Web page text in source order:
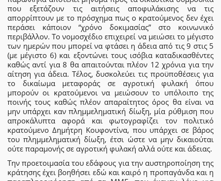
που εξετάζουν τις αιτήσεις αποφυλάκισης να τις
απορρίπτουν με το πρόσχημα πως ο κρατούμενος δεν έχει
περάσει κάποιον “χρόνο δοκιμασίας” στο κοινωνικό
περιβάλλον. Το νομοσχέδιο επιχειρεί να μειώσει το μέγιστο
των ημερών που μπορεί να φτάσει η άδεια από τις 9 στις 5
(με μέγιστο 6) και εξοντώνει τους ισόβια καταδικασθέντες
καθώς αντί για 8 θα απαιτούνται πλέον 12 χρόνια για την
αίτηση για άδεια. Τέλος, δυσκολεύει τις προϋποθέσεις για
το δικαίωμα μεταφοράς σε αγροτική φυλακή όπου
μπορούν οι κρατούμενοι να μειώσουν το υπόλοιπο της
ποινής τους καθώς πλέον απαραίτητος όρος θα είναι να
μην υπάρχει καν πλημμεληματική δίωξη, μία ρύθμιση που
απροκάλυπτα αφορά και φωτογραφίζει τον πολιτικό
κρατούμενο Δημήτρη Κουφοντίνα, που υπάρχει σε βάρος
του πλημμεληματική δίωξη, έτσι ώστε να μην δικαιούται
ούτε παραμονής σε αγροτική φυλακή αλλά ούτε και άδειας.
Την προετοιμασία του εδάφους για την αυστηροποίηση της
κράτησης έχει βοηθήσει εδώ και καιρό η προπαγάνδα και η